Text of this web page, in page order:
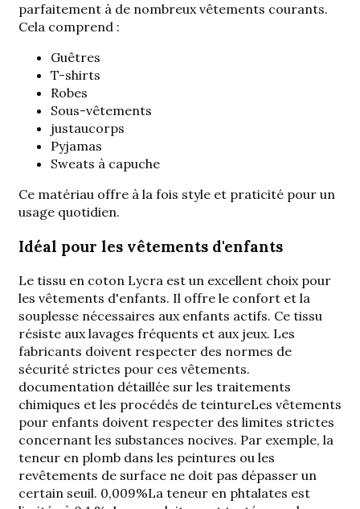
parfaitement à de nombreux vêtements courants.
Cela comprend :
Guêtres
T-shirts
Robes
Sous-vêtements
justaucorps
Pyjamas
Sweats à capuche
Ce matériau offre à la fois style et praticité pour un
usage quotidien.
Idéal pour les vêtements d'enfants
Le tissu en coton Lycra est un excellent choix pour
les vêtements d'enfants. Il offre le confort et la
souplesse nécessaires aux enfants actifs. Ce tissu
résiste aux lavages fréquents et aux jeux. Les
fabricants doivent respecter des normes de
sécurité strictes pour ces vêtements.
documentation détaillée sur les traitements
chimiques et les procédés de teintureLes vêtements
pour enfants doivent respecter des limites strictes
concernant les substances nocives. Par exemple, la
teneur en plomb dans les peintures ou les
revêtements de surface ne doit pas dépasser un
certain seuil. 0,009%La teneur en phtalates est